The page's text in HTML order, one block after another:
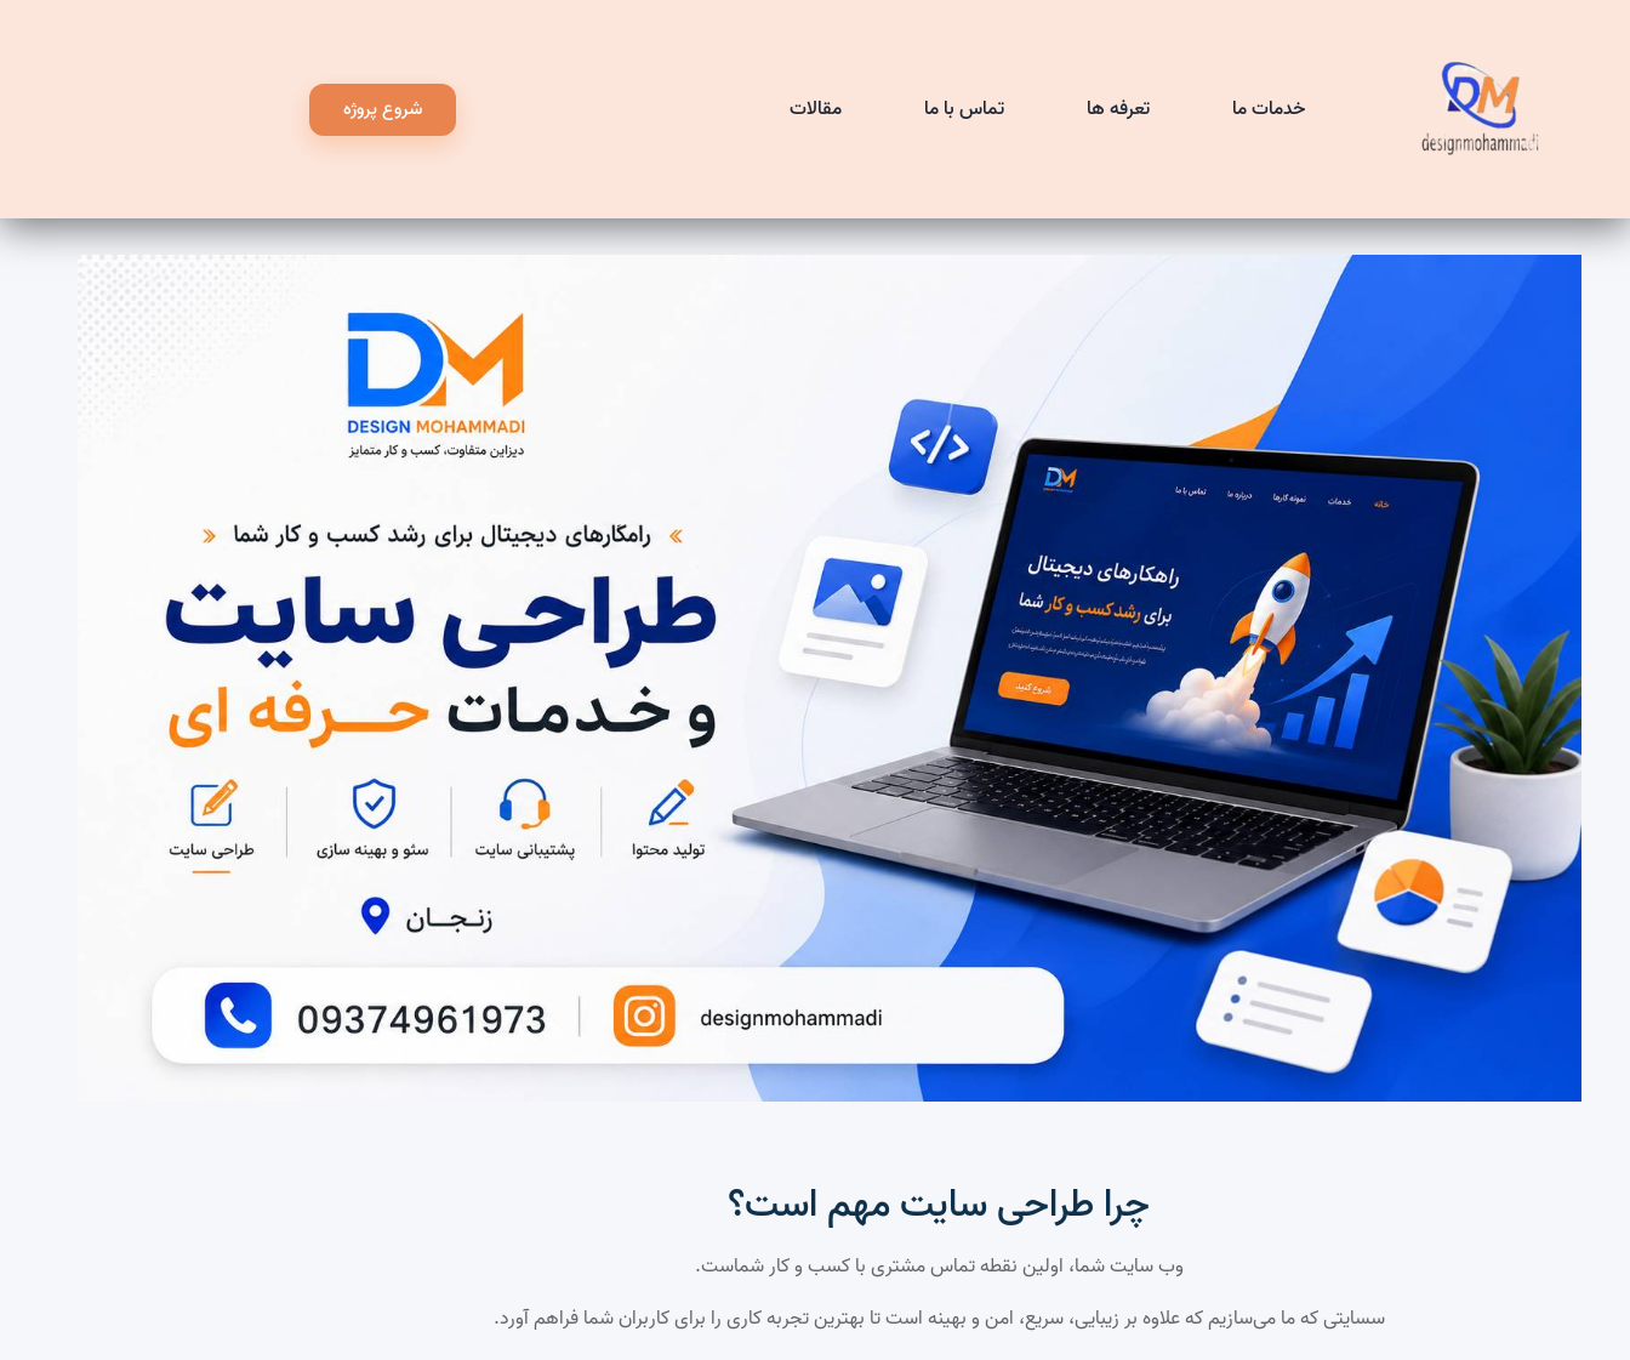
خدمات ما تعرفه ها تماس با ما مقالات شروع پروژه
چرا طراحی سایت مهم است؟
وب سایت شما، اولین نقطه تماس مشتری با کسب و کار شماست.
سسایتی که ما می‌سازیم که علاوه بر زیبایی، سریع، امن و بهینه است تا بهترین تجربه کاری را برای کاربران شما فراهم آورد.